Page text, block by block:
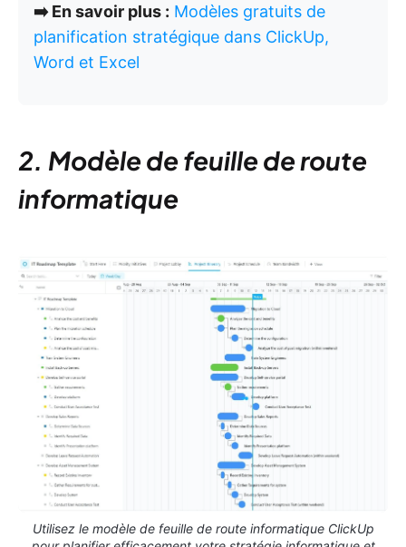
➡️ En savoir plus : Modèles gratuits de
planification stratégique dans ClickUp,
Word et Excel
2. Modèle de feuille de route
informatique
Utilisez le modèle de feuille de route informatique ClickUp